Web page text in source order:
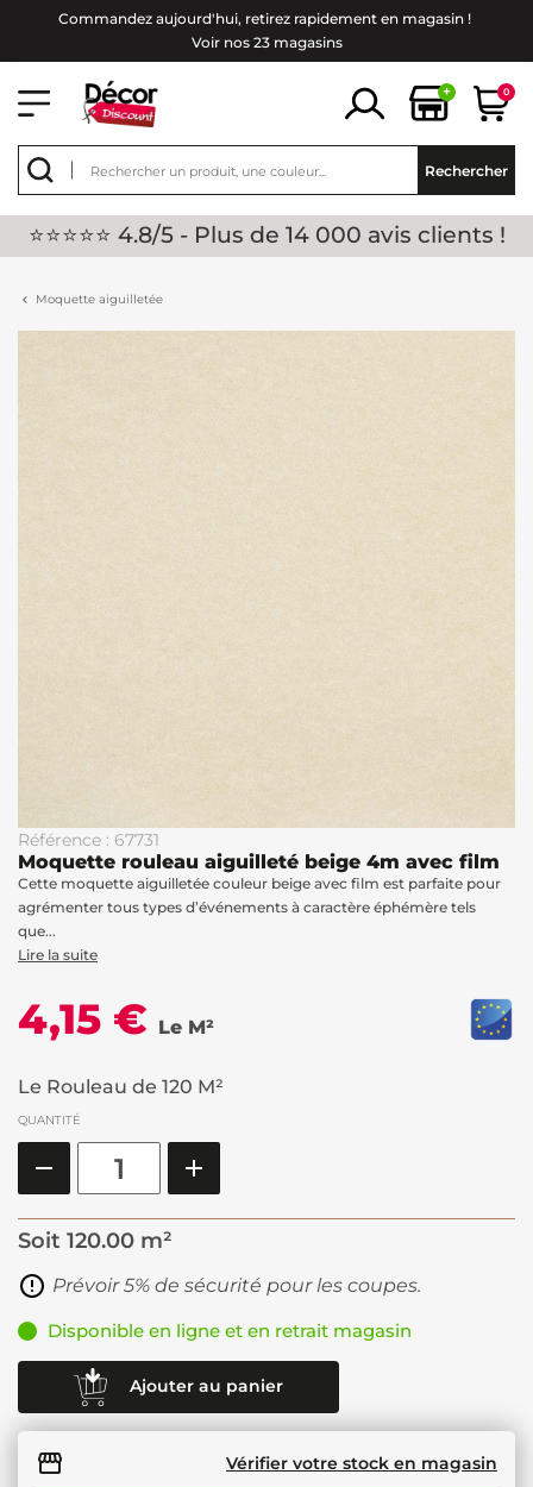
Commandez aujourd'hui, retirez rapidement en magasin !
Voir nos 23 magasins
+ 0
Rechercher
⭐⭐⭐⭐⭐ 4.8/5 - Plus de 14 000 avis clients !
Moquette aiguilletée
Référence : 67731
Moquette rouleau aiguilleté beige 4m avec film
Cette moquette aiguilletée couleur beige avec film est parfaite pour
agrémenter tous types d’événements à caractère éphémère tels
que...
Lire la suite
4,15 € Le M²
Le Rouleau de 120 M²
QUANTITÉ
Soit 120.00 m²
Prévoir 5% de sécurité pour les coupes.
Disponible en ligne et en retrait magasin
Ajouter au panier
Vérifier votre stock en magasin